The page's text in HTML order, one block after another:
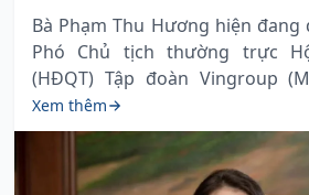
Bà Phạm Thu Hương hiện
Phó Chủ tịch thường trực
(HĐQT) Tập đoàn Vingroup
Xem thêm